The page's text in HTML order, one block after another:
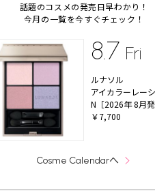
話題のコスメの発売日早わかり！
今月の一覧を今すぐチェック！
8.7 Fri
ルナソル
アイカラーレー
N［2026年 8月発
￥7,700
Cosme Calendarへ